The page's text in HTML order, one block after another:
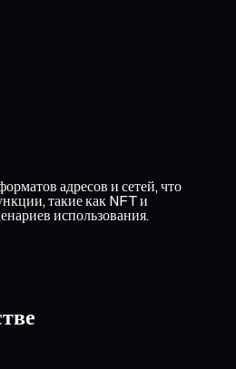
адресов и сетей, что
такие как NFT и
использования.